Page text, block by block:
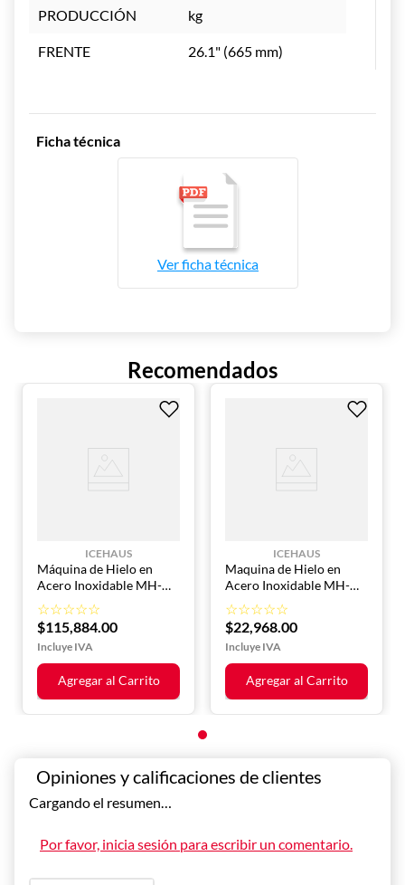
Higiene Garantizada: Incluye Luz Ultravioleta
el hielo sea siempre puro.
Especificaciones Técnicas:
Producción Diaria 127 kg (a $21^{\circ}C$ T.A.) / 97
Capacidad de Depósito 37 kg (80 lb)
Voltaje 115 V / 60 Hz / 1Ph
Frente: 26.4" (600 mm)
Fondo: 27.5" (700 mm)
Altura: 39.7" (1010 mm)
PRODUCCIÓN kg
FRENTE 26.1" (665 mm)
Ficha técnica
Verficha técnica
Recomendados
ICEHAUS
Máquina de Hielo en
Acero Inoxidable MH-
400-MD ICEHAUS
☆☆☆☆☆
$115 884 00
Agregar al Carrito
ICEHAUS
Maquina de Hielo en
Acero Inoxidable MH-
127-BB ICEHAUS
☆☆☆☆☆
$22 968 00
Agregar al Carrito
Cargando el resumen…
Por favor, inicia sesión para escribir un comentario.